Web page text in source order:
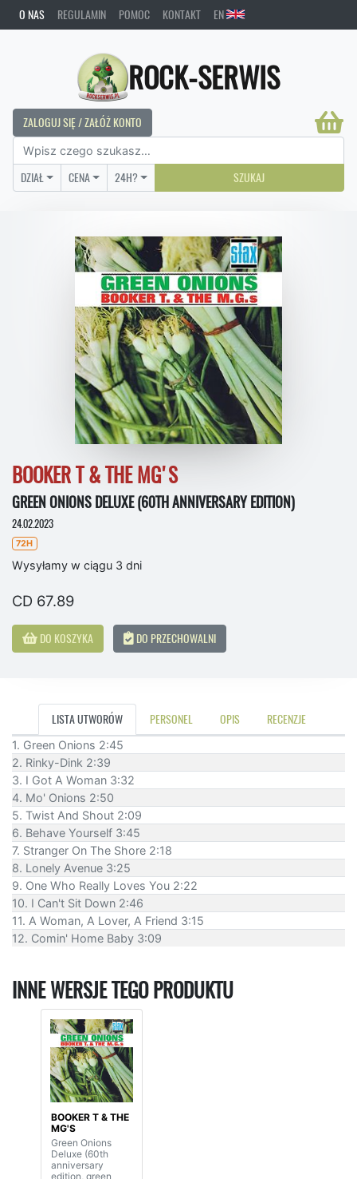
O NAS REGULAMIN POMOC KONTAKT EN
ROCK-SERWIS
ZALOGUJ SIĘ / ZAŁÓŻ KONTO
DZIAŁ CENA 24H? SZUKAJ
BOOKER T & THE MG'S
GREEN ONIONS DELUXE (60TH ANNIVERSARY EDITION)
24.02.2023
72H
Wysyłamy w ciągu 3 dni
CD 67.89
DO KOSZYKA DO PRZECHOWALNI
LISTA UTWORÓW PERSONEL OPIS RECENZJE
1. Green Onions 2:45
2. Rinky-Dink 2:39
3. I Got A Woman 3:32
4. Mo' Onions 2:50
5. Twist And Shout 2:09
6. Behave Yourself 3:45
7. Stranger On The Shore 2:18
8. Lonely Avenue 3:25
9. One Who Really Loves You 2:22
10. I Can't Sit Down 2:46
11. A Woman, A Lover, A Friend 3:15
12. Comin' Home Baby 3:09
INNE WERSJE TEGO PRODUKTU
BOOKER T & THE
MG'S
Green Onions
Deluxe (60th
anniversary
edition, green